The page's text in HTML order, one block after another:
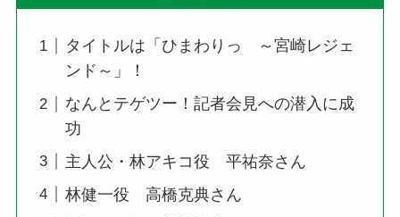
タイトルは「ひまわりっ ～宮崎レジェ
ンド～」！
なんとテゲツー！記者会見への潜入に成
功
主人公・林アキコ役 平祐奈さん
林健一役 高橋克典さん